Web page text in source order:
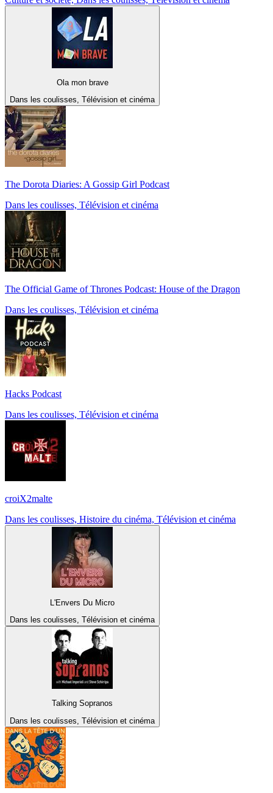
Ola mon brave
Dans les coulisses, Télévision et cinéma
The Dorota Diaries: A Gossip Girl Podcast
Dans les coulisses, Télévision et cinéma
The Official Game of Thrones Podcast: House of the Dragon
Dans les coulisses, Télévision et cinéma
Hacks Podcast
Dans les coulisses, Télévision et cinéma
croiX2malte
Dans les coulisses, Histoire du cinéma, Télévision et cinéma
L'Envers Du Micro
Dans les coulisses, Télévision et cinéma
Talking Sopranos
Dans les coulisses, Télévision et cinéma